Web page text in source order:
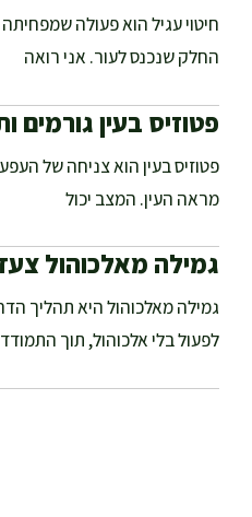
חיטוי עגיל הוא פעולה
החלק שנכנס לעור. אני רואה
פטוזיס בעין גורמים
פטוזיס בעין הוא צניחה של
מראה העין. המצב יכול
גמילה מאלכוהול
גמילה מאלכוהול היא תהליך
לפעול בלי אלכוהול, תוך